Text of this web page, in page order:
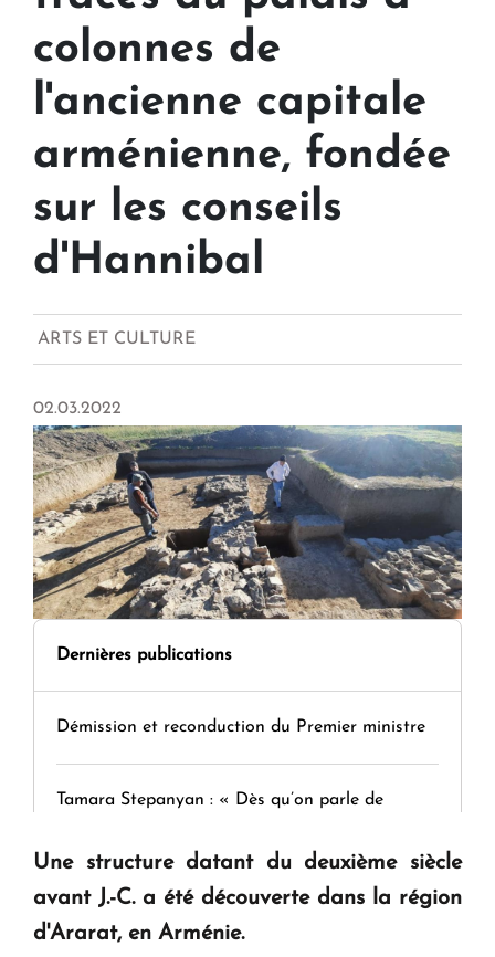
colonnes de
l'ancienne capitale
arménienne, fondée
sur les conseils
d'Hannibal
ARTS ET CULTURE
02.03.2022
Dernières publications
Démission et reconduction du Premier ministre
Tamara Stepanyan : « Dès qu’on parle de
" Tant qu'il n'existe pas d'alternative concrète, la
question d'un référendum ne se pose pas. "
Une structure datant du deuxième siècle
avant J.-C. a été découverte dans la région
d'Ararat, en Arménie.